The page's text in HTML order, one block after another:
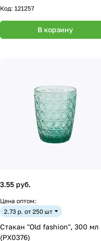
Код: 121257
В корзину
3.55 руб.
Цена оптом:
2.73 р. от 250 шт
Стакан "Old fashion", 300 мл
(PX0376)